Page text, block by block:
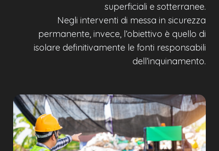
superficiali e sotterranee.
Negli interventi di messa in sicurezza
permanente, invece, l’obiettivo è quello di
isolare definitivamente le fonti responsabili
dell’inquinamento.